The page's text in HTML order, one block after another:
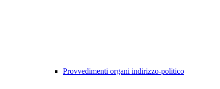
Provvedimenti organi indirizzo-politico